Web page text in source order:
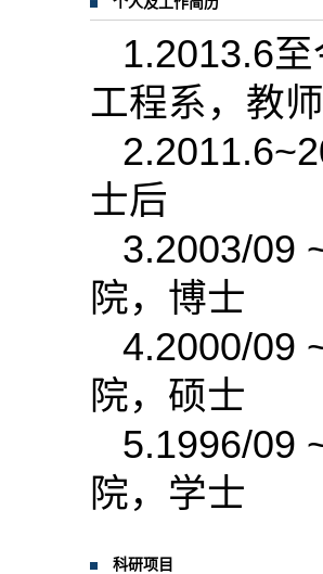
1.2013.6
工程系，教师
士后
3.2003/09
院，博士
4.2000/09
院，硕士
5.1996/09
院，学士
科研项目